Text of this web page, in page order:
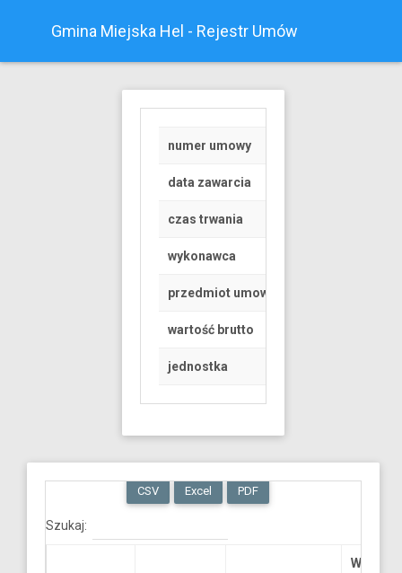
Gmina Miejska Hel - Rejestr Umów
numer umowy
data zawarcia
czas trwania
wykonawca
przedmiot umowy
wartość brutto
jednostka
CSV Excel PDF
Szukaj:
Wartość